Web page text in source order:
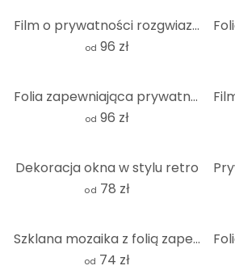
Film o prywatności rozgwiazdy w piasku
od 96 zł
Folia zapewniająca prywatność Widok na Morze Śródziemne
od 96 zł
Dekoracja okna w stylu retro
od 78 zł
Szklana mozaika z folią zapewniającą prywatność - kwadrat
od 74 zł